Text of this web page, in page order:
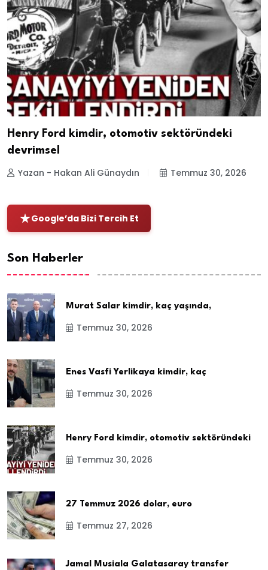
Henry Ford kimdir, otomotiv sektöründeki
devrimsel
Yazan - Hakan Ali Günaydın Temmuz 30, 2026
Google’da Bizi Tercih Et
Son Haberler
Murat Salar kimdir, kaç yaşında,
Temmuz 30, 2026
Enes Vasfi Yerlikaya kimdir, kaç
Temmuz 30, 2026
Henry Ford kimdir, otomotiv sektöründeki
Temmuz 30, 2026
27 Temmuz 2026 dolar, euro
Temmuz 27, 2026
Jamal Musiala Galatasaray transfer